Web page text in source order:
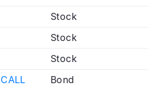
Stock
Stock
Stock
Bond